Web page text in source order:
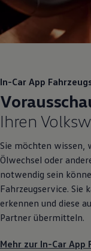
In-Car App
Ihren
Sie möchten wissen,
Ölwechsel oder
notwendig sein
Fahrzeugservice. Sie
erkennen und diese
Partner übermitteln.
Mehr zur In-Car App